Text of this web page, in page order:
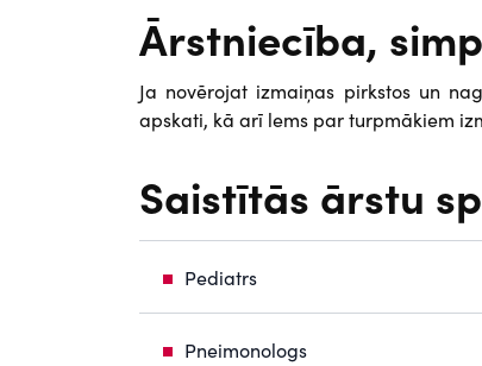
Ārstniecība,
Ja novērojat izmaiņas pirkstos un
apskati, kā arī lems par turpmākiem
Saistītās ārstu
Pediatrs
Pneimonologs